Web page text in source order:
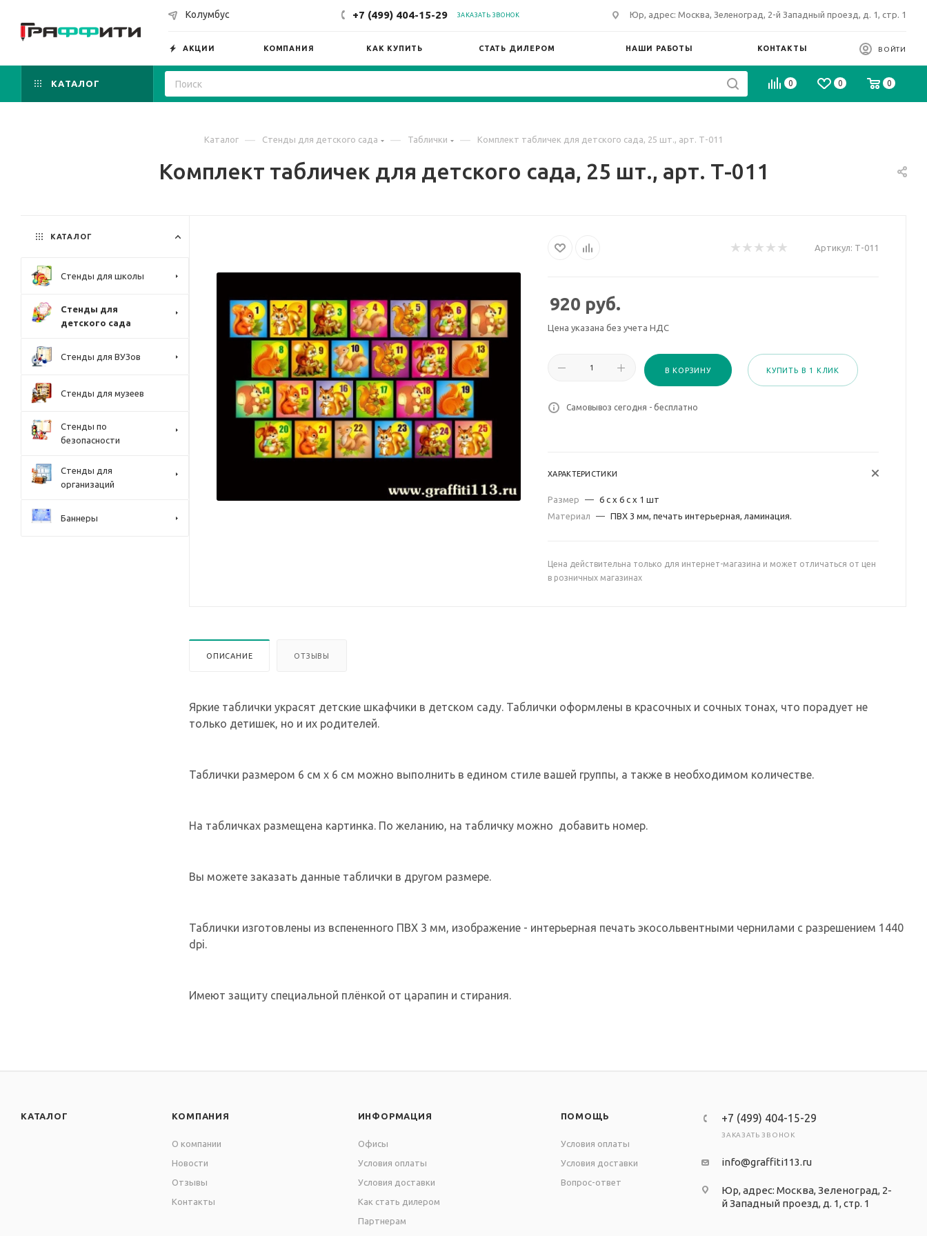
Колумбус +7 (499) 404-15-29 ЗАКАЗАТЬ ЗВОНОК Юр, адрес: Москва, Зеленоград, 2-й Западный проезд, д. 1, стр. 1
АКЦИИ КОМПАНИЯ КАК КУПИТЬ СТАТЬ ДИЛЕРОМ НАШИ РАБОТЫ КОНТАКТЫ ВОЙТИ
КАТАЛОГ 0 0 0
Каталог — Стенды для детского сада — Таблички — Комплект табличек для детского сада, 25 шт., арт. Т-011
Комплект табличек для детского сада, 25 шт., арт. Т-011
Артикул: Т-011
920 руб.
Цена указана без учета НДС
В КОРЗИНУ КУПИТЬ В 1 КЛИК
Самовывоз сегодня - бесплатно
ХАРАКТЕРИСТИКИ
Размер — 6 с х 6 с х 1 шт
Материал
— ПВХ 3 мм, печать интерьерная, ламинация.
Цена действительна только для интернет-магазина и может отличаться от цен
в розничных магазинах
ОПИСАНИЕ ОТЗЫВЫ
Яркие таблички украсят детские шкафчики в детском саду. Таблички оформлены в красочных и сочных тонах, что порадует не
только детишек, но и их родителей.
Таблички размером 6 см х 6 см можно выполнить в едином стиле вашей группы, а также в необходимом количестве.
На табличках размещена картинка. По желанию, на табличку можно добавить номер.
Вы можете заказать данные таблички в другом размере.
Таблички изготовлены из вспененного ПВХ 3 мм, изображение - интерьерная печать экосольвентными чернилами с разрешением 1440
dpi.
Имеют защиту специальной плёнкой от царапин и стирания.
КАТАЛОГ
Стенды для школы
Стенды для
детского сада
Стенды для ВУЗов
Стенды для музеев
Стенды по
безопасности
Стенды для
организаций
Баннеры
КАТАЛОГ КОМПАНИЯ
О компании
Новости
Отзывы
Контакты
ИНФОРМАЦИЯ
Офисы
Условия оплаты
Условия доставки
Как стать дилером
Партнерам
ПОМОЩЬ
Условия оплаты
Условия доставки
Вопрос-ответ
+7 (499) 404-15-29
ЗАКАЗАТЬ ЗВОНОК
info@graffiti113.ru
Юр, адрес: Москва, Зеленоград, 2-
й Западный проезд, д. 1, стр. 1